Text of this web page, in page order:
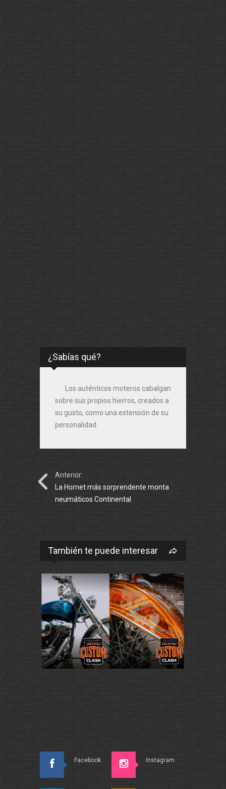
¿Sabías qué?
Los auténticos moteros cabalgan
sobre sus propios hierros, creados a
su gusto, como una extensión de su
personalidad.
Anterior:
La Hornet más sorprendente monta
neumáticos Continental
También te puede interesar
Facebook Instagram